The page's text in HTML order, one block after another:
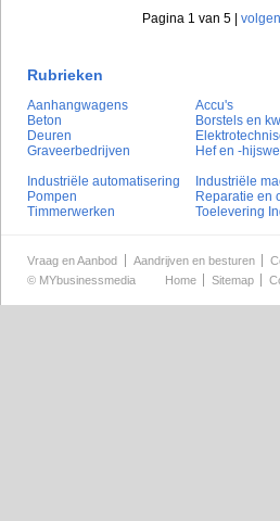
Pagina 1 van 5 |
Rubrieken
Aanhangwagens Accu's
Beton
Borstels en
Deuren
Graveerbedrijven
Hef en -
Industriële automatisering
Industriële
Pompen
Reparatie en
Timmerwerken
Toelevering
Vraag en Aanbod Aandrijven en besturen
© MYbusinessmedia Home Sitemap